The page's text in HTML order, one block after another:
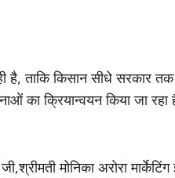
है, ताकि किसान सीधे
का क्रियान्वयन किया जा
मोनिका अरोरा